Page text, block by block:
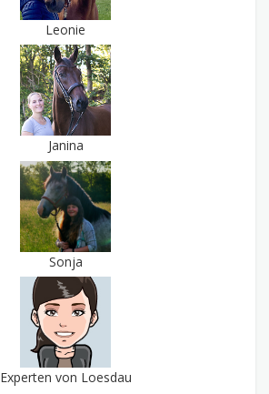
Leonie
Janina
Sonja
Experten von Loesdau